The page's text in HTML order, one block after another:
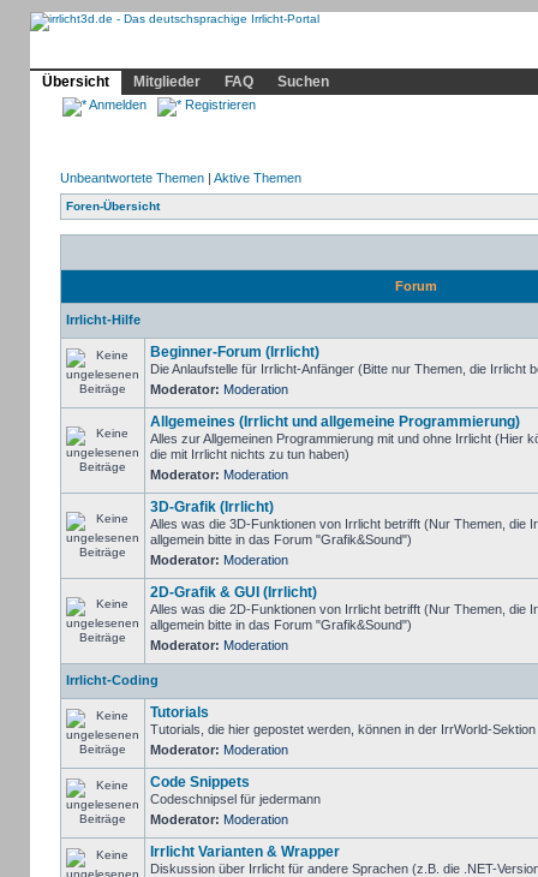
Übersicht
Mitglieder FAQ Suchen
Anmelden Registrieren
Unbeantwortete Themen| Aktive Themen
Foren-Übersicht
Forum
Irrlicht-Hilfe
Beginner-Forum (Irrlicht)
Die Anlaufstelle für Irrlicht-Anfänger (Bitte nur Themen, die Irrlicht
Moderator: Moderation
Allgemeines (Irrlicht und allgemeine Programmierung)
Alles zur Allgemeinen Programmierung mit und ohne Irrlicht (Hier
die mit Irrlicht nichts zu tun haben)
Moderator: Moderation
3D-Grafik (Irrlicht)
Alles was die 3D-Funktionen von Irrlicht betrifft (Nur Themen, die
allgemein bitte in das Forum "Grafik&Sound")
Moderator: Moderation
2D-Grafik & GUI (Irrlicht)
Alles was die 2D-Funktionen von Irrlicht betrifft (Nur Themen, die
allgemein bitte in das Forum "Grafik&Sound")
Moderator: Moderation
Irrlicht-Coding
Tutorials
Tutorials, die hier gepostet werden, können in der IrrWorld-
Moderator: Moderation
Code Snippets
Codeschnipsel für jedermann
Moderator: Moderation
Irrlicht Varianten & Wrapper
Diskussion über Irrlicht für andere Sprachen (z.B. die .NET-